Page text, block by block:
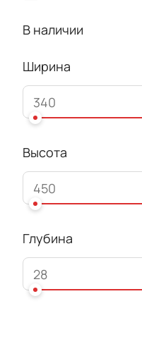
В наличии
Ширина
Высота
Глубина